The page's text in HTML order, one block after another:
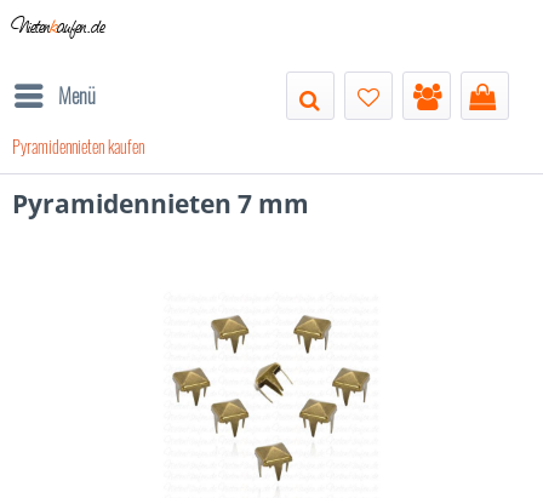
Nietenkaufen.de
Menü
Pyramidennieten kaufen
Pyramidennieten 7 mm